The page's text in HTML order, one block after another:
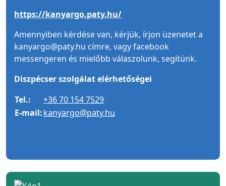
https://kanyargo.paty.hu/
Amennyiben kérdése van, kérjük, írjon üzenetet a
kanyargo@paty.hu címre, vagy facebook
messengeren és mielőbb válaszolunk, segítünk.
Diszpécser szolgálat elérhetőségei
Tel.:
+36 70 154 7529
E-mail:kanyargo@paty.hu